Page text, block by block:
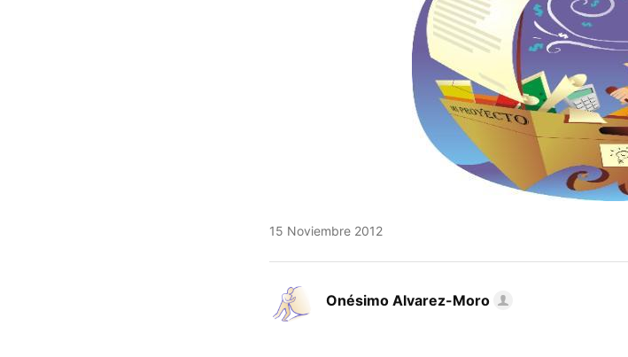
15 Noviembre 2012
Onésimo Alvarez-Moro